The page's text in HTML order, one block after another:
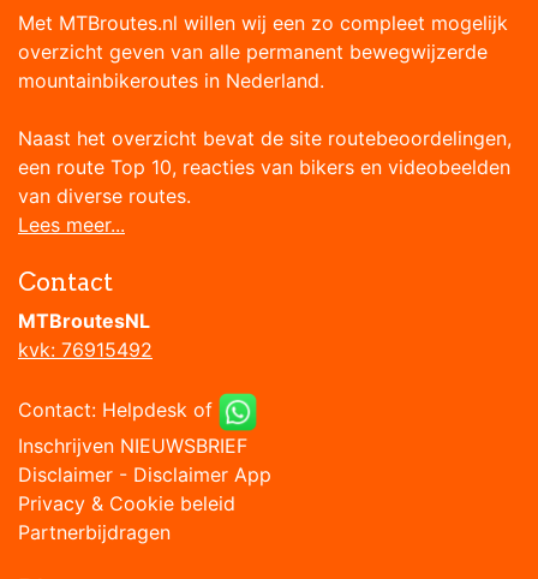
Met MTBroutes.nl willen wij een zo compleet mogelijk
overzicht geven van alle permanent bewegwijzerde
mountainbikeroutes in Nederland.
Naast het overzicht bevat de site routebeoordelingen,
een route Top 10, reacties van bikers en videobeelden
van diverse routes.
Lees meer...
Contact
MTBroutesNL
kvk: 76915492
Contact: Helpdesk of
Inschrijven NIEUWSBRIEF
Disclaimer - Disclaimer App
Privacy & Cookie beleid
Partnerbijdragen